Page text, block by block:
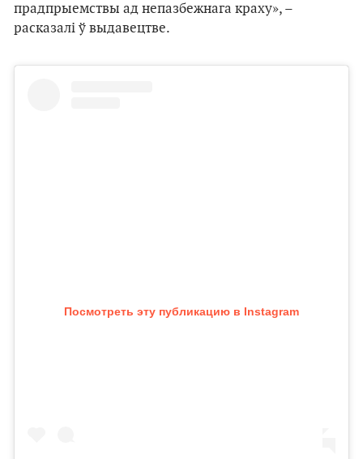
прадпрыемствы ад непазбежнага краху», –
расказалі ў выдавецтве.
Посмотреть эту публикацию в Instagram